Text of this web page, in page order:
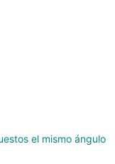
el mismo ángulo